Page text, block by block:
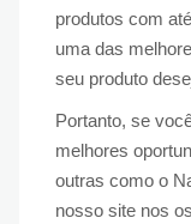
produtos com
uma das
seu produto
Portanto, se
melhores
outras como o
nosso site nos